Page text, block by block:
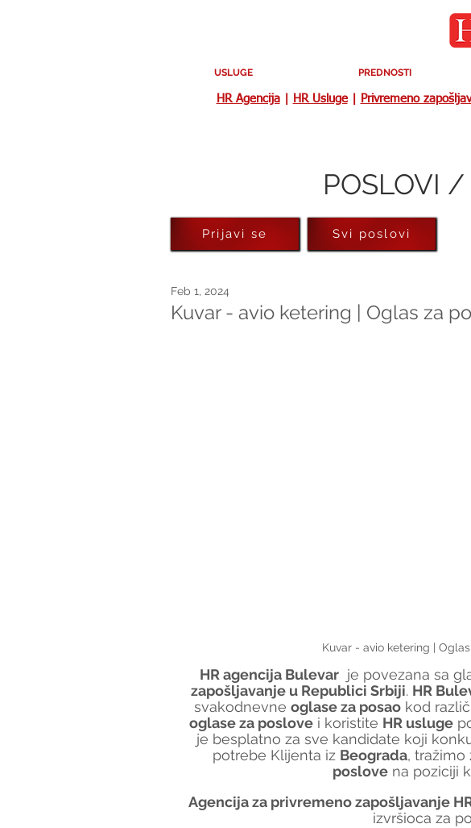
USLUGE PREDNOSTI
HR Agencija| HR Usluge| Privremeno
POSLOVI /
Kuvar - avio ketering | Oglas za
Feb 1, 2024
Kuvar - avio ketering |
HR agencija Bulevar je povezana sa
zapošljavanje u Republici Srbiji. HR
svakodnevne oglase za posao kod
oglase za poslove i koristite HR usluge
je besplatno za sve kandidate koji
potrebe Klijenta iz Beograda, tražimo
poslove na poziciji
Agencija za privremeno zapošljavanje
izvršioca za
Prijavi se Svi poslovi